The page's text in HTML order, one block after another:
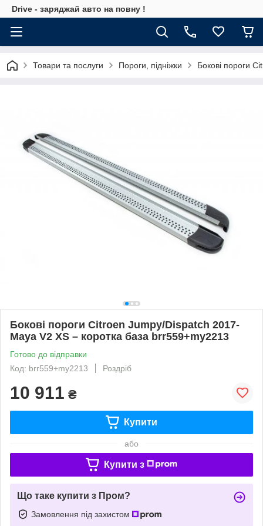
Drive - заряджай авто на повну !
Товари та послуги Пороги, підніжки Бокові пороги
Бокові пороги Citroen Jumpy/Dispatch 2017-
Maya V2 XS – коротка база brr559+my2213
Готово до відправки
Код: brr559+my2213
Роздріб
10 911 ₴
Купити
або
Купити з
Що таке купити з Пром?
Замовлення під захистом